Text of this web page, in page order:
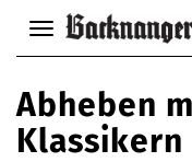
Navigation
anzeigen
verbergen
Abheben
Klassikern